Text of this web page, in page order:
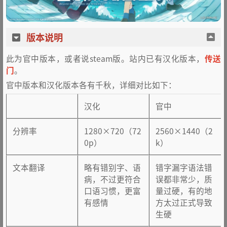
版本说明
此为官中版本，或者说steam版。站内已有汉化版本， 传送
门。
官中版本和汉化版本各有千秋，详细对比如下：
汉化
官中
分辨率
1280×720（72
0p）
2560×1440（2
k）
文本翻译
略有错别字、语
病，不过更符合
口语习惯，更富
有感情
错字漏字语法错
误都非常少，质
量过硬，有的地
方太过正式导致
生硬